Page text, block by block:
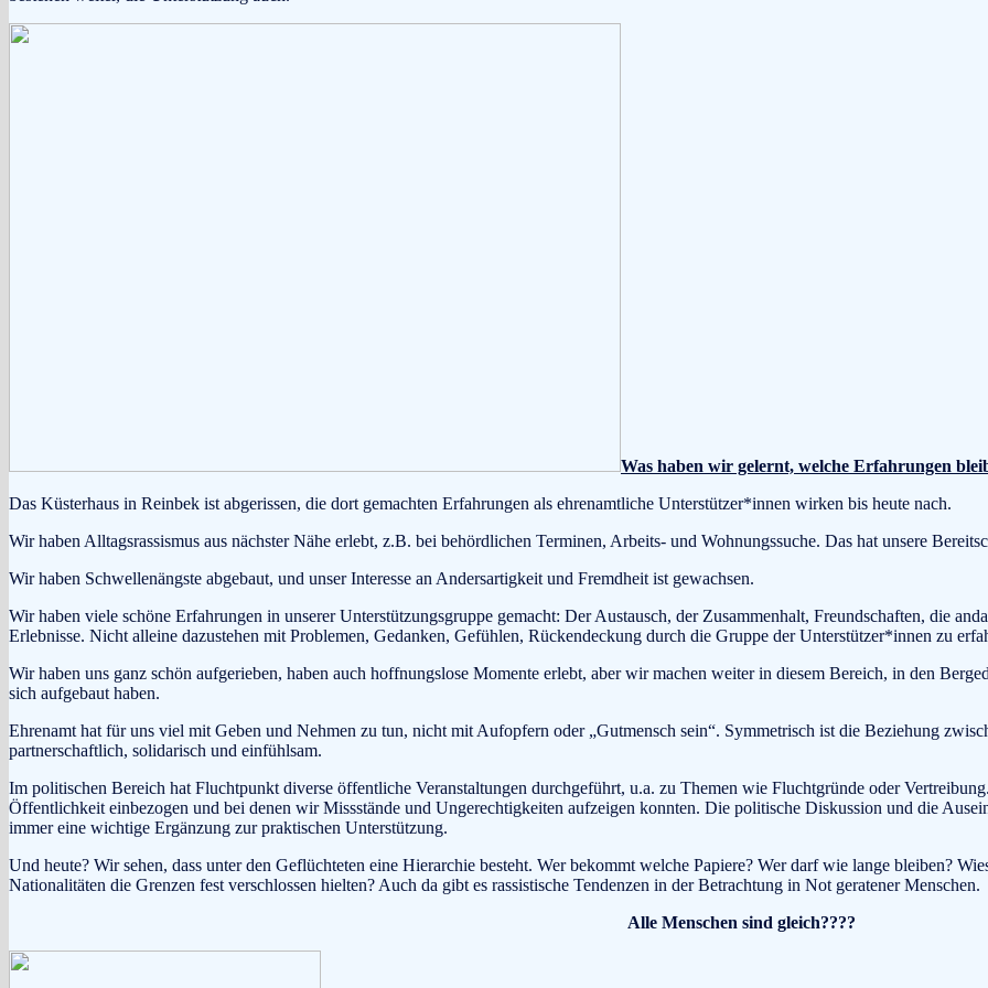
Was haben wir gelernt, welche Erfahrungen
Das Küsterhaus in Reinbek ist abgerissen, die dort gemachten Erfahrungen als ehrenamtliche Unterstützer*innen wirken bis heute nach.
Wir haben Alltagsrassismus aus nächster Nähe erlebt, z.B. bei behördlichen Terminen, Arbeits- und Wohnungssuche. Das hat unsere
Wir haben Schwellenängste abgebaut, und unser Interesse an Andersartigkeit und Fremdheit ist gewachsen.
Wir haben viele schöne Erfahrungen in unserer Unterstützungsgruppe gemacht: Der Austausch, der Zusammenhalt, Freundschaften, die
Erlebnisse. Nicht alleine dazustehen mit Problemen, Gedanken, Gefühlen, Rückendeckung durch die Gruppe der Unterstützer*innen zu
Wir haben uns ganz schön aufgerieben, haben auch hoffnungslose Momente erlebt, aber wir machen weiter in diesem Bereich, in den
sich aufgebaut haben.
Ehrenamt hat für uns viel mit Geben und Nehmen zu tun, nicht mit Aufopfern oder „Gutmensch sein“. Symmetrisch ist die Beziehung
partnerschaftlich, solidarisch und einfühlsam.
Im politischen Bereich hat Fluchtpunkt diverse öffentliche Veranstaltungen durchgeführt, u.a. zu Themen wie Fluchtgründe oder
Öffentlichkeit einbezogen und bei denen wir Missstände und Ungerechtigkeiten aufzeigen konnten. Die politische Diskussion und die
immer eine wichtige Ergänzung zur praktischen Unterstützung.
Und heute? Wir sehen, dass unter den Geflüchteten eine Hierarchie besteht. Wer bekommt welche Papiere? Wer darf wie lange bleiben?
Nationalitäten die Grenzen fest verschlossen hielten? Auch da gibt es rassistische Tendenzen in der Betrachtung in Not geratener Menschen.
Alle Menschen sind gleich????